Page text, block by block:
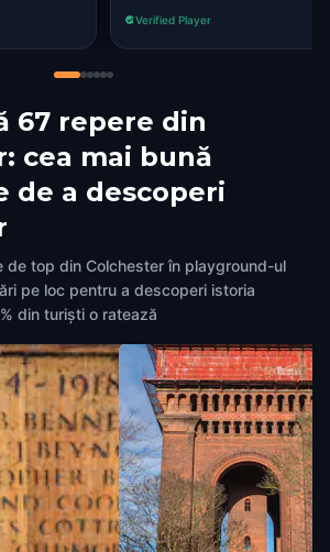
wife and I have seen
Colchester in a new light
usually missed by many
people. The riddles and
are really well presented
are as only as difficult to
Verified Player
67 repere din
cea mai bună
de a descoperi
de top din Colchester în playground-ul
pe loc pentru a descoperi istoria
din turiști o ratează